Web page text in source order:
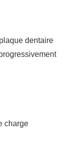
dentaire
charge